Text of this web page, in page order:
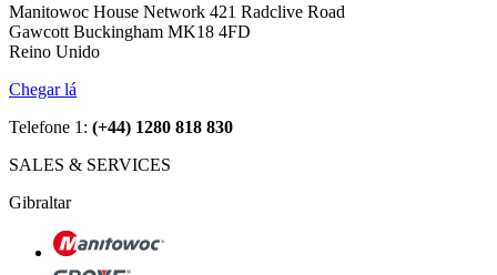
Manitowoc House Network 421 Radclive Road
Gawcott Buckingham MK18 4FD
Reino Unido
Chegar lá
Telefone 1: (+44) 1280 818 830
SALES & SERVICES
Gibraltar